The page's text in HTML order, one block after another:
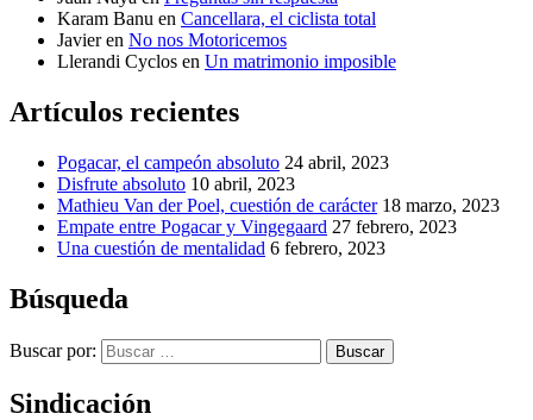
Karam Banu en Cancellara, el ciclista total
Javieren No nos Motoricemos
Llerandi Cyclos en Un matrimonio imposible
Artículos recientes
Pogacar, el campeón absoluto 24 abril, 2023
Disfrute absoluto 10 abril, 2023
Mathieu Van der Poel, cuestión de carácter 18 marzo, 2023
Empate entre Pogacar y Vingegaard 27 febrero, 2023
Una cuestión de mentalidad 6 febrero, 2023
Búsqueda
Buscar por: Buscar
Sindicación